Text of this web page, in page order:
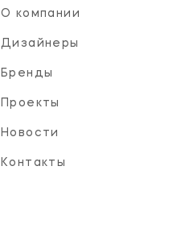
О компании
Дизайнеры
Бренды
Проекты
Новости
Контакты